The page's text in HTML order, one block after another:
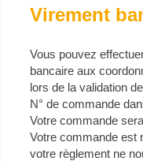
Virement
Vous pouvez
bancaire aux
lors de la validation
N° de commande
Votre commande
Votre commande est
votre règlement ne